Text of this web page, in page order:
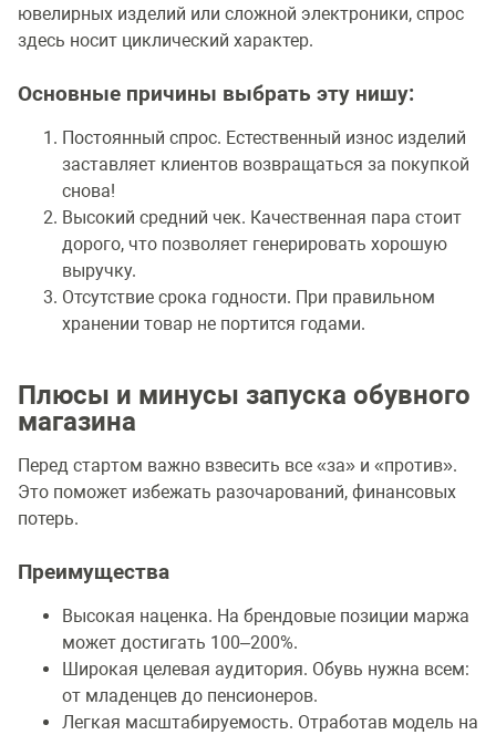
ювелирных изделий или сложной электроники, спрос
здесь носит циклический характер.
Основные причины выбрать эту нишу:
Постоянный спрос. Естественный износ изделий
заставляет клиентов возвращаться за покупкой
снова!
Высокий средний чек. Качественная пара стоит
дорого, что позволяет генерировать хорошую
выручку.
Отсутствие срока годности. При правильном
хранении товар не портится годами.
Плюсы и минусы запуска обувного
магазина
Перед стартом важно взвесить все «за» и «против».
Это поможет избежать разочарований, финансовых
потерь.
Преимущества
Высокая наценка. На брендовые позиции маржа
может достигать 100–200%.
Широкая целевая аудитория. Обувь нужна всем:
от младенцев до пенсионеров.
Легкая масштабируемость. Отработав модель на